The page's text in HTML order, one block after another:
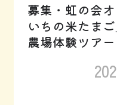
募集・虹の会
いちの米たま
農場体験ツア